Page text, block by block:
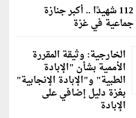
112 شهيدًا .. أكبر جنازة
جماعية في غزة
الخارجية: وثيقة المقررة
الأممية بشأن "الإبادة
الطبية" و"الإبادة الإنجابية"
بغزة دليل إضافي على
الإبادة